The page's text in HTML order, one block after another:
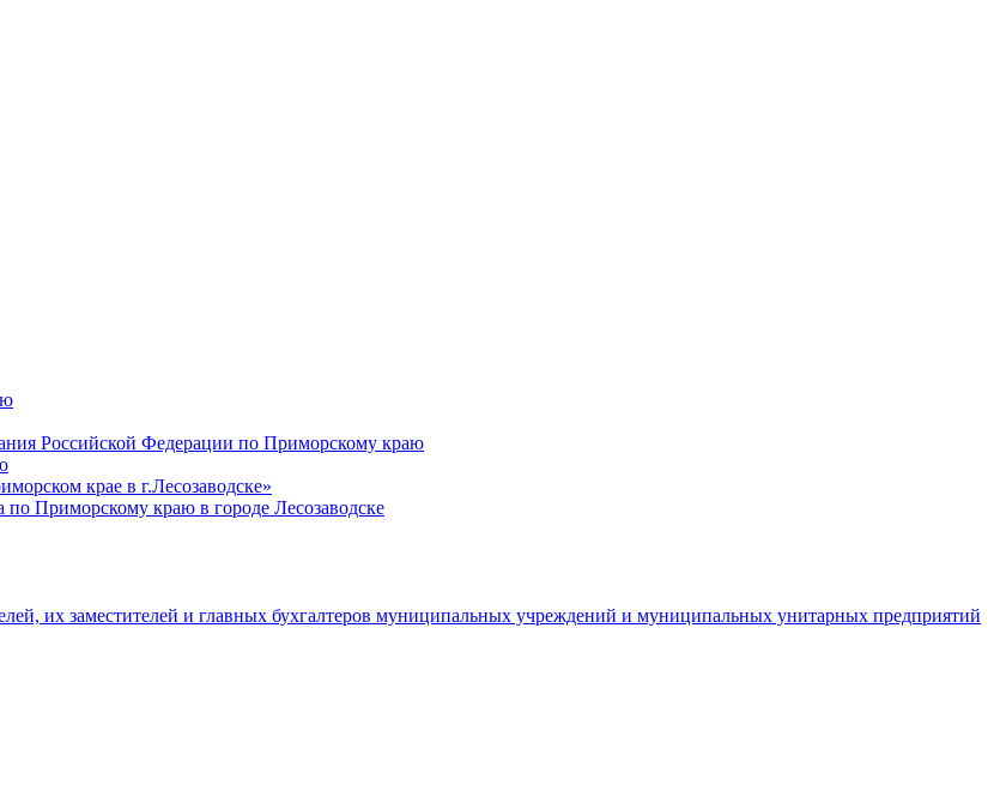
Российской Федерации по Приморскому краю
крае в г.Лесозаводске»
по Приморскому краю в городе Лесозаводске
их заместителей и главных бухгалтеров муниципальных учреждений и муниципальных унитарных предприятий